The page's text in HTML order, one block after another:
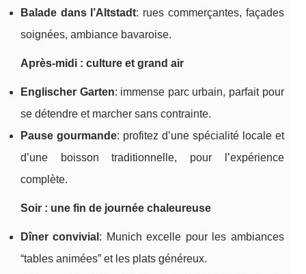
Balade dans l’Altstadt: rues commerçantes, façades
soignées, ambiance bavaroise.
Après-midi : culture et grand air
Englischer Garten: immense parc urbain, parfait pour
se détendre et marcher sans contrainte.
Pause gourmande: profitez d’une spécialité locale et
d’une boisson traditionnelle, pour l’expérience
complète.
Soir : une fin de journée chaleureuse
Dîner convivial : Munich excelle pour les ambiances
“tables animées” et les plats généreux.